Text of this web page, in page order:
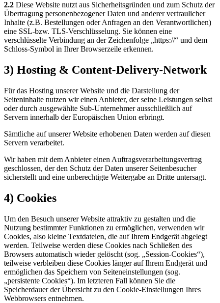
2.2 Diese Website nutzt aus Sicherheitsgründen und zum Schutz der
Übertragung personenbezogener Daten und anderer vertraulicher
Inhalte (z.B. Bestellungen oder Anfragen an den Verantwortlichen)
eine SSL-bzw. TLS-Verschlüsselung. Sie können eine
verschlüsselte Verbindung an der Zeichenfolge „https://“ und dem
Schloss-Symbol in Ihrer Browserzeile erkennen.
3) Hosting & Content-Delivery-Network
Für das Hosting unserer Website und die Darstellung der
Seiteninhalte nutzen wir einen Anbieter, der seine Leistungen selbst
oder durch ausgewählte Sub-Unternehmer ausschließlich auf
Servern innerhalb der Europäischen Union erbringt.
Sämtliche auf unserer Website erhobenen Daten werden auf diesen
Servern verarbeitet.
Wir haben mit dem Anbieter einen Auftragsverarbeitungsvertrag
geschlossen, der den Schutz der Daten unserer Seitenbesucher
sicherstellt und eine unberechtigte Weitergabe an Dritte untersagt.
4) Cookies
Um den Besuch unserer Website attraktiv zu gestalten und die
Nutzung bestimmter Funktionen zu ermöglichen, verwenden wir
Cookies, also kleine Textdateien, die auf Ihrem Endgerät abgelegt
werden. Teilweise werden diese Cookies nach Schließen des
Browsers automatisch wieder gelöscht (sog. „Session-Cookies“),
teilweise verbleiben diese Cookies länger auf Ihrem Endgerät und
ermöglichen das Speichern von Seiteneinstellungen (sog.
„persistente Cookies“). Im letzteren Fall können Sie die
Speicherdauer der Übersicht zu den Cookie-Einstellungen Ihres
Webbrowsers entnehmen.